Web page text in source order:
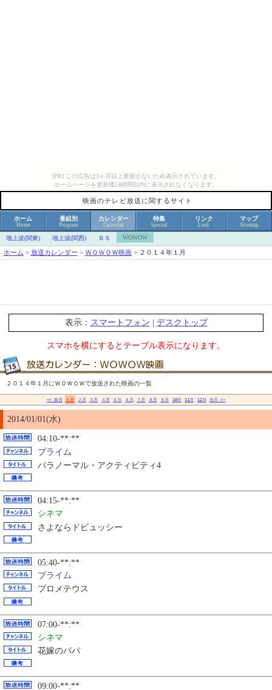
[PR] この広告は3ヶ月以上更新がないため表示されています。
ホームページを更新後24時間以内に表示されなくなります。
映画のテレビ放送に関するサイト
ホーム
Home
番組別
Program
カレンダー
Calendar
特集
Special
リンク
Link
マップ
Sitemap
地上波(関東) 地上波(関西) ＢＳ WOWOW
ホーム > 放送カレンダー > ＷＯＷＯＷ映画> ２０１４年１月
表示： スマートフォン デスクトップ
スマホを横にするとテーブル表示になります。
２０１４年１月にＷＯＷＯＷで放送された映画の一覧
<< 前月 １月 ２月 ３月 ４月 ５月 ６月 ７月 ８月 ９月 10月 11月 12月 次月 >>
2014/01/01(水)
04:10-**:**
プライム
パラノーマル・アクティビティ4
04:15-**:**
シネマ
さよならドビュッシー
05:40-**:**
プライム
プロメテウス
07:00-**:**
シネマ
花嫁のパパ
09:00-**:**